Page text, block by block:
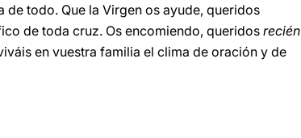
todo. Que la Virgen os ayude, queridos
de toda cruz. Os encomiendo, queridos recién
en vuestra familia el clima de oración y de